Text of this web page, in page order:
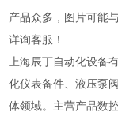
产品众多，图片可能
详询客服！
上海辰丁自动化设备
化仪表备件、液压泵
体领域。主营产品数